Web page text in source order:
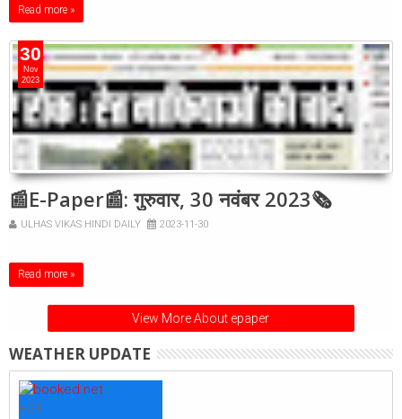
Read more »
30
Nov
2023
📰E-Paper📰: गुरुवार, 30 नवंबर 2023🗞
ULHAS VIKAS HINDI DAILY 2023-11-30
Read more »
View More About epaper
WEATHER UPDATE
+29